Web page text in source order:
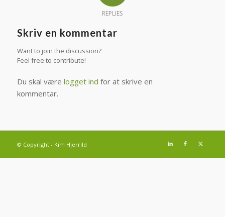
REPLIES
Skriv en kommentar
Want to join the discussion?
Feel free to contribute!
Du skal være logget ind for at skrive en
kommentar.
© Copyright - Kim Hjerrild